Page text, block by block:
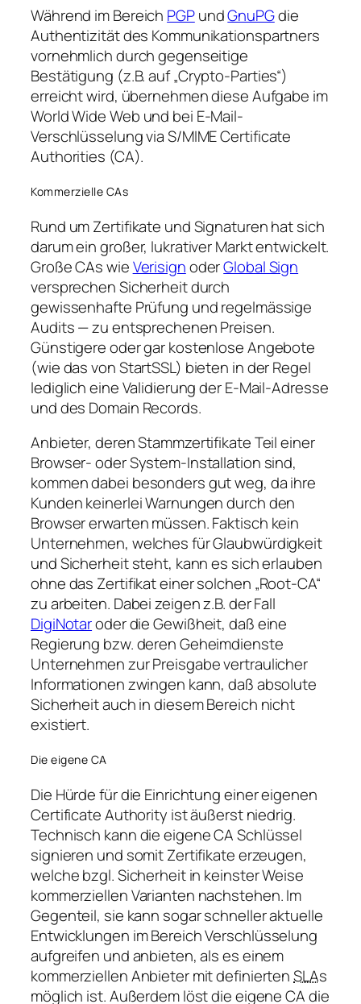
Während im Bereich PGPundGnuPGdie
Authentizität des Kommunikationspartners
vornehmlich durch gegenseitige
Bestätigung (z.B. auf Crypto-Parties )
erreicht wird, übernehmen diese Aufgabe im
World Wide Web und bei E-Mail-
Verschlüsselung via S/MIMECertificate
Authorities (CA).
Kommerzielle CAs
Rund um Zertifikate und Signaturen hat sich
darum ein großer, lukrativer Markt entwickelt.
Große CAs wieVerisignoderGlobal Sign
versprechen Sicherheit durch
gewissenhafte Prüfung und regelmässige
Audits — zu entsprechenen Preisen.
Günstigere oder gar kostenlose Angebote
(wie das von StartSSL) bieten in der Regel
lediglich eine Validierung der E-Mail-Adresse
und des Domain Records.
Anbieter, deren Stammzertifikate Teil einer
Browser- oder System-Installation sind,
kommen dabei besonders gut weg, da ihre
Kunden keinerlei Warnungen durch den
Browser erwarten müssen. Faktisch kein
Unternehmen, welches für Glaubwürdigkeit
und Sicherheit steht, kann es sich erlauben
ohne das Zertifikat einer solchen Root-CA
zu arbeiten. Dabei zeigen z.B. der Fall
DigiNotaroder die Gewißheit, daß eine
Regierung bzw. deren Geheimdienste
Unternehmen zur Preisgabe vertraulicher
Informationen zwingen kann, daß absolute
Sicherheit auch in diesem Bereich nicht
existiert.
Die eigene CA
Die Hürde für die Einrichtung einer eigenen
Certificate Authority ist äußerst niedrig.
Technisch kann die eigene CA Schlüssel
signieren und somit Zertifikate erzeugen,
welche bzgl. Sicherheit in keinster Weise
kommerziellen Varianten nachstehen. Im
Gegenteil, sie kann sogar schneller aktuelle
Entwicklungen im Bereich Verschlüsselung
aufgreifen und anbieten, als es einem
kommerziellen Anbieter mit definiertenSLAs
möglich ist. Außerdem löst die eigene CA die